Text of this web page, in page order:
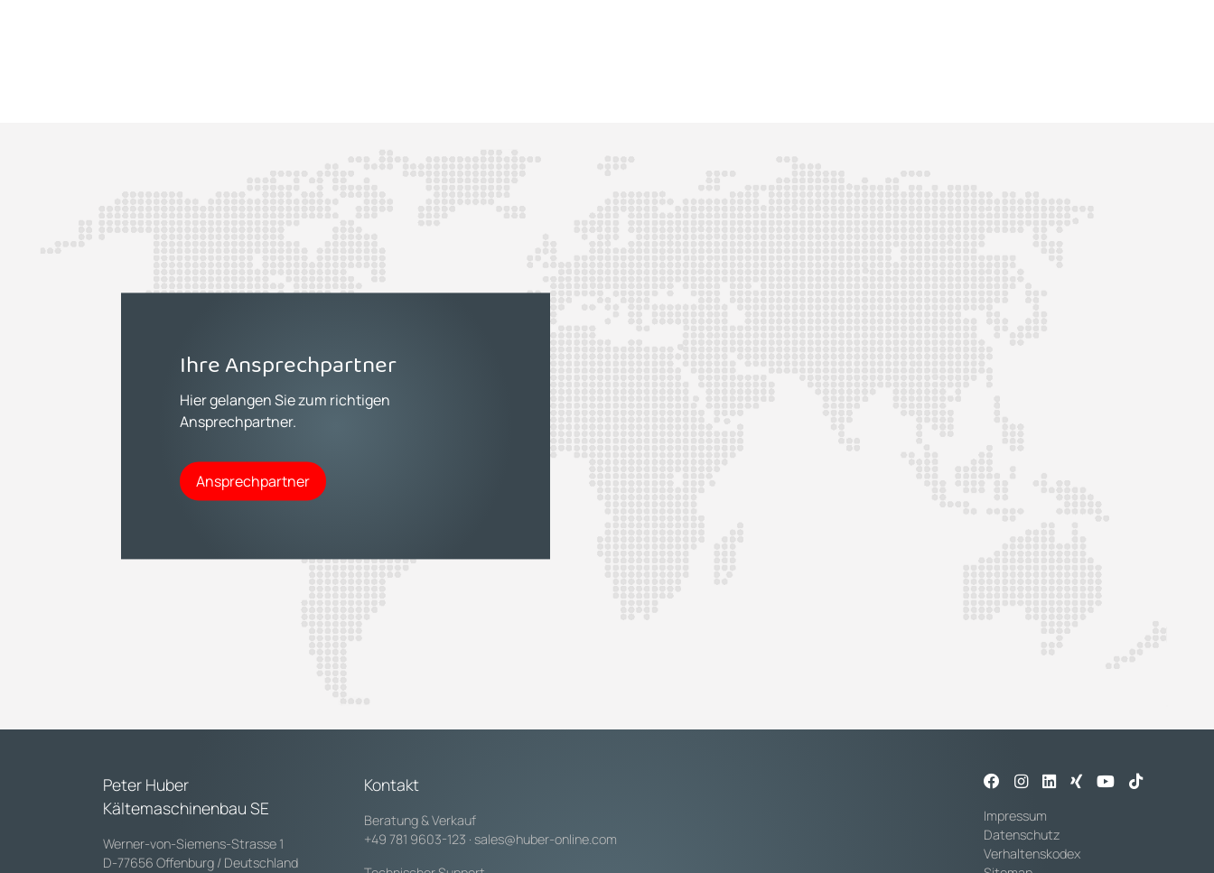
Ihre Ansprechpartner
Hier gelangen Sie zum richtigen
Ansprechpartner.
Ansprechpartner
Peter Huber
Kältemaschinenbau SE
Werner-von-Siemens-Strasse 1
D-77656 Offenburg / Deutschland
Kontakt
Beratung & Verkauf
+49 781 9603-123 · sales@huber-online.com
Impressum
Datenschutz
Verhaltenskodex